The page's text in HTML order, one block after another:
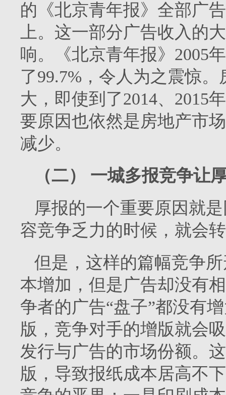
的《北京青年报》全部广
上。这一部分广告收入的
响。《北京青年报》 2005
了99.7% ，令人为之震惊
大，即使到了2014、 2015
要原因也依然是房地产市
减少。
（二）
一城多报竞争让
厚报的一个重要原因就
容竞争乏力的时候，就会
但是，这样的篇幅竞争
本增加，但是广告却没有
争者的广告“盘子”都没有
版，竞争对手的增版就会
发行与广告的市场份额。
版，导致报纸成本居高不